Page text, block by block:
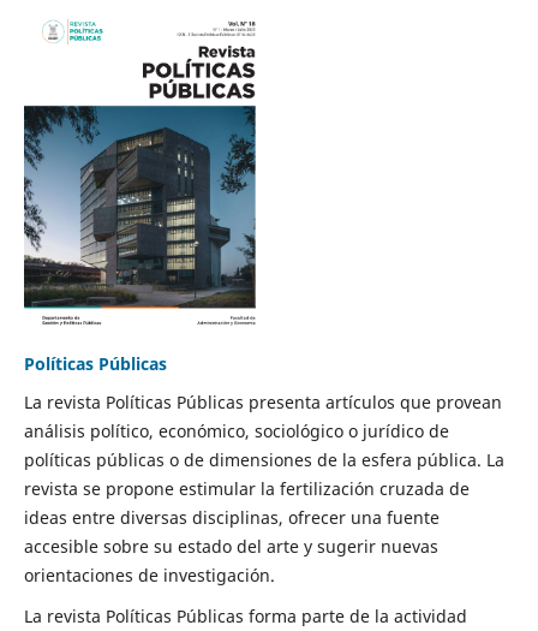
Políticas Públicas
La revista Políticas Públicas presenta artículos que provean
análisis político, económico, sociológico o jurídico de
políticas públicas o de dimensiones de la esfera pública. La
revista se propone estimular la fertilización cruzada de
ideas entre diversas disciplinas, ofrecer una fuente
accesible sobre su estado del arte y sugerir nuevas
orientaciones de investigación.
La revista Políticas Públicas forma parte de la actividad